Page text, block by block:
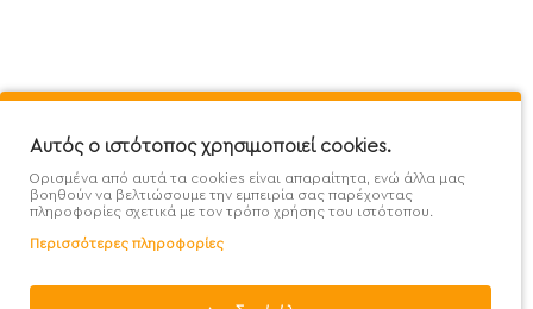
Προσφορές - Clearence GDPR
Χονδρική
Αυτός ο ιστότοπος χρησιμοποιεί cookies.
Ορισμένα από αυτά τα cookies είναι απαραίτητα, ενώ άλλα μας
βοηθούν να βελτιώσουμε την εμπειρία σας παρέχοντας
πληροφορίες σχετικά με τον τρόπο χρήσης του ιστότοπου.
Περισσότερες πληροφορίες